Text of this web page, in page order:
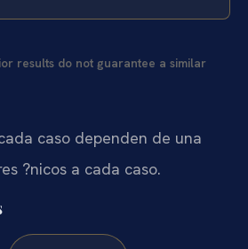
results do not guarantee a similar
caso dependen de una
?nicos a cada caso.